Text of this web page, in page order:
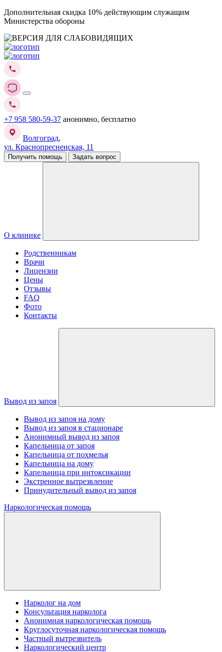
Дополнительная скидка 10% действующим служащим
Министерства обороны
+7 958 580-59-37 анонимно, бесплатно
Волгоград,
ул. Краснопресненская, 11
Получить помощь Задать вопрос
О клинике
Родственникам
Врачи
Лицензии
Цены
Отзывы
FAQ
Фото
Контакты
Вывод из запоя
Вывод из запоя на дому
Вывод из запоя в стационаре
Анонимный вывод из запоя
Капельница от запоя
Капельница от похмелья
Капельница на дому
Капельница при интоксикации
Экстренное вытрезвление
Принудительный вывод из запоя
Наркологическая помощь
Нарколог на дом
Консультация нарколога
Анонимная наркологическая помощь
Круглосуточная наркологическая помощь
Частный вытрезвитель
Наркологический центр